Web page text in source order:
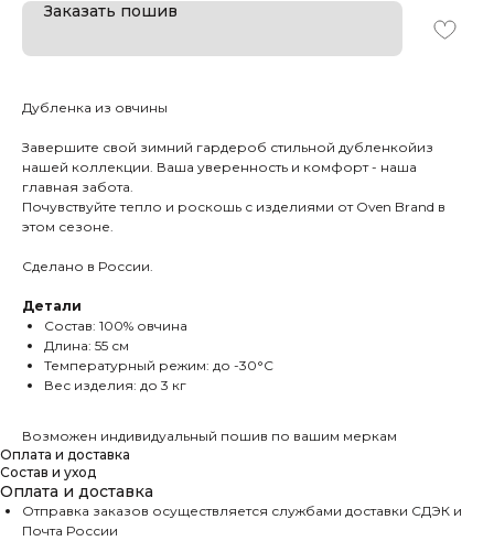
Заказать пошив
Дубленка из овчины
Завершите свой зимний гардероб стильной дубленкойиз
нашей коллекции. Ваша уверенность и комфорт - наша
главная забота.
Почувствуйте тепло и роскошь с изделиями от Oven Brand в
этом сезоне.
Сделано в России.
Детали
Состав: 100% овчина
Длина: 55 см
Температурный режим: до -30°C
Вес изделия: до 3 кг
Возможен индивидуальный пошив по вашим меркам
Оплата и доставка
Состав и уход
Оплата и доставка
Отправка заказов осуществляется службами доставки СДЭК и
Почта России